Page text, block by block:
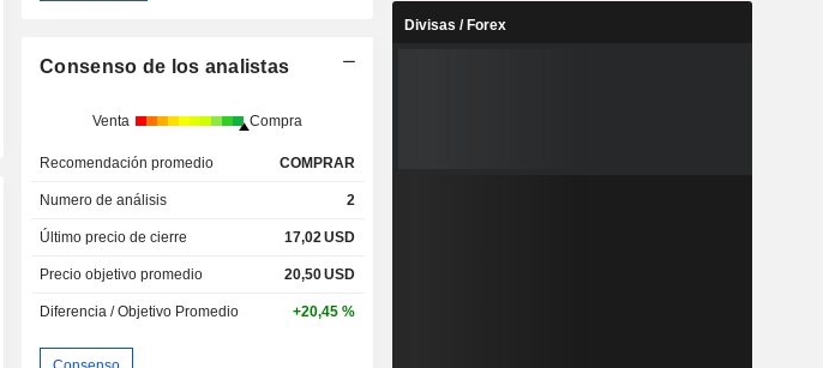
Consenso de los analistas
Venta Compra
Recomendación promedio COMPRAR
Numero de análisis 2
Último precio de cierre 17,02USD
Precio objetivo promedio 20,50USD
Diferencia / Objetivo Promedio +20,45 %
Divisas / Forex